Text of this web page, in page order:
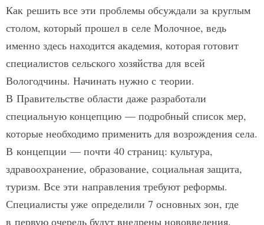
Как решить все эти проблемы обсуждали за круглым
столом, который прошел в селе Молочное, ведь
именно здесь находится академия, которая готовит
специалистов сельского хозяйства для всей
Вологодчины. Начинать нужно с теории.
В Правительстве области даже разработали
специальную концепцию — подробный список мер,
которые необходимо применить для возрождения села.
В концепции — почти 40 страниц: культура,
здравоохранение, образование, социальная защита,
туризм. Все эти направления требуют реформы.
Специалисты уже определили 7 основных зон, где
в первую очередь будут внедрены нововведения.